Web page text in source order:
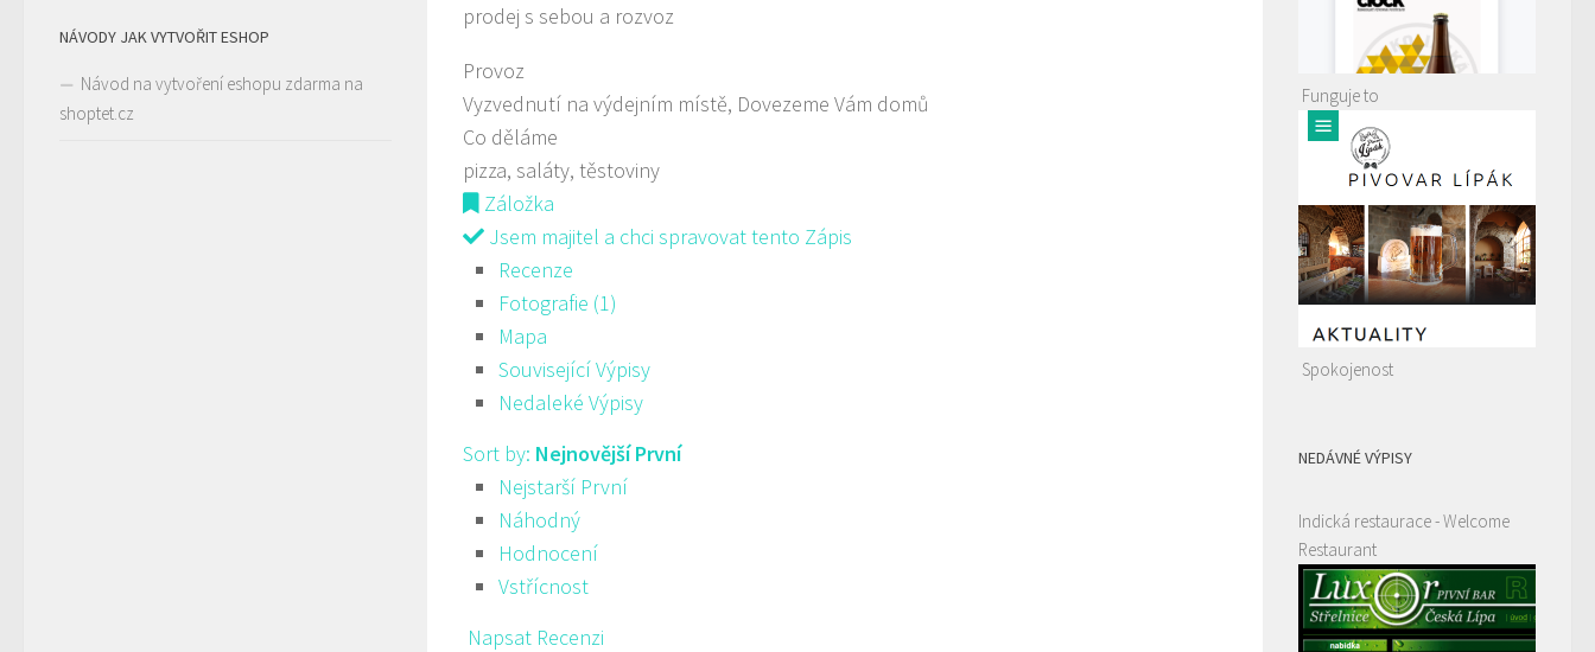
prodej s sebou a rozvoz
Provoz
Vyzvednutí na výdejním místě, Dovezeme Vám domů
Co děláme
pizza, saláty, těstoviny
Záložka
Jsem majitel a chci spravovat tento Zápis
Recenze
Fotografie (1)
Mapa
Související Výpisy
Nedaleké Výpisy
Sort by: Nejnovější První
Nejstarší První
Náhodný
Hodnocení
Vstřícnost
Napsat Recenzi
NÁVODY JAK VYTVOŘIT ESHOP
Návod na vytvoření eshopu zdarma na
shoptet.cz
Funguje to
Spokojenost
NEDÁVNÉ VÝPISY
Indická restaurace - Welcome
Restaurant